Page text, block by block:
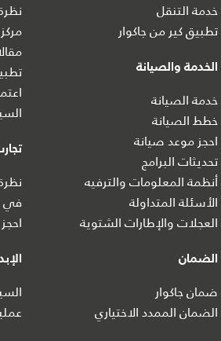
خدمة التنقل
تطبيق كير من جاكوار
الخدمة والصيانة
خدمة الصيانة
خطط الصيانة
احجز موعد صيانة
تحديثات البرامج
أنظمة المعلومات والترفيه
الأسئلة المتداولة
العجلات والإطارات الشتوية
الضمان
ضمان جاكوار
الضمان الممدد الاختياري
في